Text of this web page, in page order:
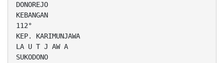
DONOREJO
KEBANGAN
112°
KEP. KARIMUNJAWA
LA U T J AW A
SUKODONO